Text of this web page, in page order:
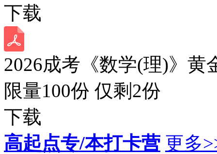
下载
2026成考《数学(理)》黄
限量100份 仅剩 2份
下载
高起点专/本打卡营 更多